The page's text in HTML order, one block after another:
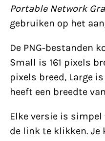
Portable Network
gebruiken op het
De PNG-bestanden
Small is 161 pixels
pixels breed, Large
heeft een breedte
Elke versie is
de link te klikken.